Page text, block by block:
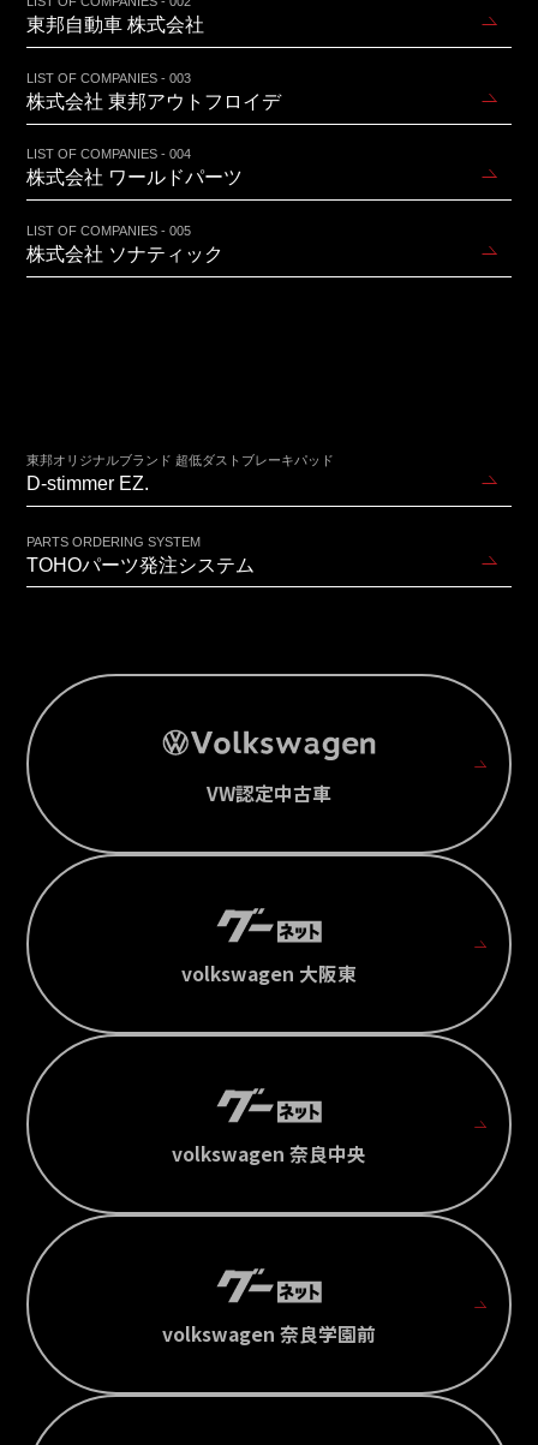
東邦自動車 株式会社
LIST OF COMPANIES - 003
株式会社 東邦アウトフロイデ
LIST OF COMPANIES - 004
株式会社 ワールドパーツ
LIST OF COMPANIES - 005
株式会社 ソナティック
東邦オリジナルブランド 超低ダストブレーキパッド
D-stimmer EZ.
PARTS ORDERING SYSTEM
TOHOパーツ発注システム
VW認定中古車
volkswagen 大阪東
volkswagen 奈良中央
volkswagen 奈良学園前